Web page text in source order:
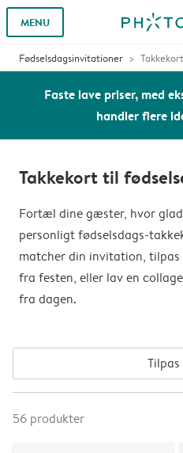
MENU
Fødselsdagsinvitationer
Faste lave priser, med
handler flere
Takkekort til
Fortæl dine gæster, hvor
personligt fødselsdags-
matcher din invitation, tilpas
fra festen, eller lav en
fra dagen.
56 produkter